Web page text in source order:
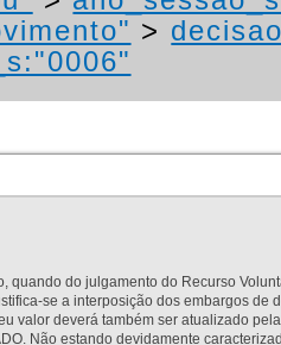
>
quando do julgamento do Recurso
se a interposição dos embargos de
deverá também ser atualizado
Não estando devidamente